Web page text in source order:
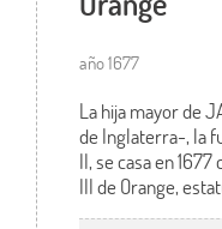
año 1677
La hija mayor de
de Inglaterra-, la
II, se casa en
III de Orange,